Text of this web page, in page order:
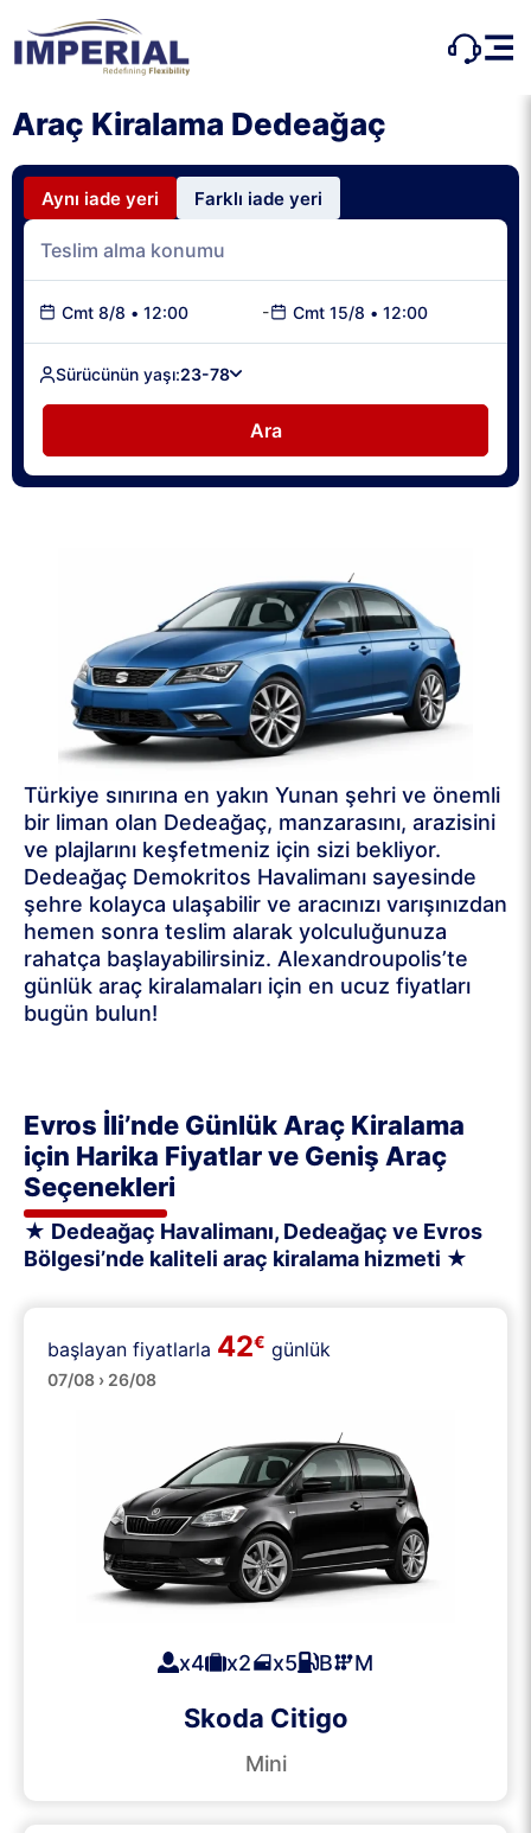
Araç Kiralama Dedeağaç
Aynı iade yeri Farklı iade yeri
Cmt 8/8 • 12:00 - Cmt 15/8 • 12:00
Sürücünün yaşı:23-78
Ara
Türkiye sınırına en yakın Yunan şehri ve önemli
bir liman olan Dedeağaç, manzarasını, arazisini
ve plajlarını keşfetmeniz için sizi bekliyor.
Dedeağaç Demokritos Havalimanı sayesinde
şehre kolayca ulaşabilir ve aracınızı varışınızdan
hemen sonra teslim alarak yolculuğunuza
rahatça başlayabilirsiniz. Alexandroupolis’te
günlük araç kiralamaları için en ucuz fiyatları
bugün bulun!
Evros İli’nde Günlük Araç Kiralama
için Harika Fiyatlar ve Geniş Araç
Seçenekleri
★ Dedeağaç Havalimanı, Dedeağaç ve Evros
Bölgesi’nde kaliteli araç kiralama hizmeti ★
Küçük
başlayan fiyatlarla 42€ günlük
07/08 › 26/08
x4 x2 x5 B M
Skoda Citigo
Mini